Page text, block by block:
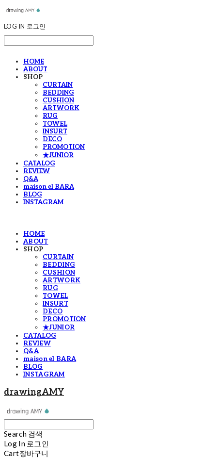
LOG IN 로그인
HOME
ABOUT
SHOP
CURTAIN
BEDDING
CUSHION
ARTWORK
RUG
TOWEL
INSURT
DECO
PROMOTION
★JUNIOR
CATALOG
REVIEW
Q&A
maison el BARA
BLOG
INSTAGRAM
HOME
ABOUT
SHOP
CURTAIN
BEDDING
CUSHION
ARTWORK
RUG
TOWEL
INSURT
DECO
PROMOTION
★JUNIOR
CATALOG
REVIEW
Q&A
maison el BARA
BLOG
INSTAGRAM
drawingAMY
Search 검색
Log In 로그인
Cart장바구니